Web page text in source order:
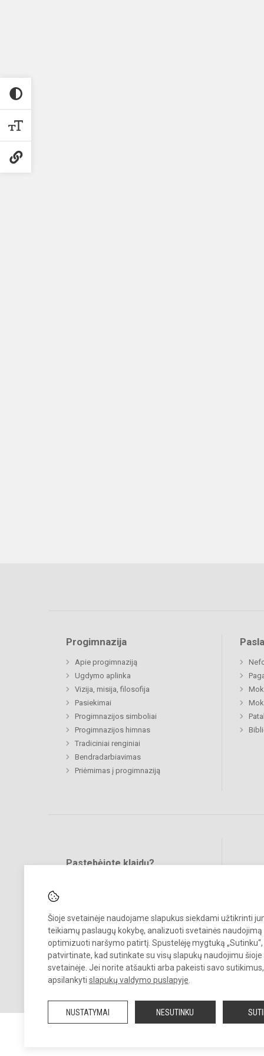
Šioje svetainėje naudojame slapukus siekdami užtikrinti
teikiamų paslaugų kokybę, analizuoti svetainės naudojimą
optimizuoti naršymo patirtį. Spustelėję mygtuką „Sutinku“,
patvirtinate, kad sutinkate su visų slapukų naudojimu šioje
svetainėje. Jei norite atšaukti arba pakeisti savo
apsilankyti slapukų valdymo puslapyje
NUSTATYMAI NESUTINKU
Progimnazija
Apie progimnaziją
Ugdymo aplinka
Vizija, misija, filosofija
Pasiekimai
Progimnazijos simboliai
Progimnazijos himnas
Tradiciniai renginiai
Bendradarbiavimas
Priėmimas į progimnaziją
Pastebėjote klaidų?
© 2024. Kauno Kazio Griniaus progimnazija. Visos teisės saugomos.
Kopijuoti turinį be raštiško progimnazijos sutikimo griežtai